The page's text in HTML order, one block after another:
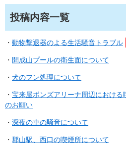
投稿内容一覧
・ 動物撃退器のよる生活騒音トラブル
・ 開成山プールの衛生面について
・ 犬のフン処理について
・ 宝来屋ボンズアリーナ周辺におけ
のお願い​​
・ 深夜の車の騒音について
・ 郡山駅、西口の喫煙所について